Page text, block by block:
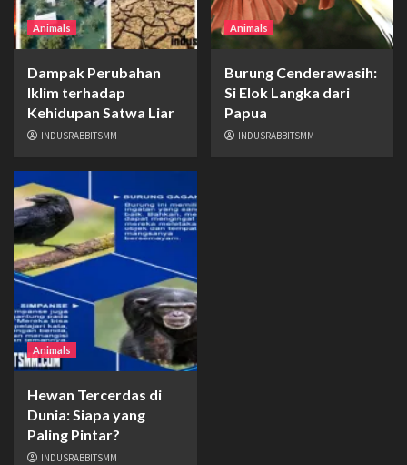
Animals
Dampak Perubahan
Iklim terhadap
Kehidupan Satwa Liar
INDUSRABBITSMM
Animals
Burung Cenderawasih:
Si Elok Langka dari
Papua
INDUSRABBITSMM
Animals
Hewan Tercerdas di
Dunia: Siapa yang
Paling Pintar?
INDUSRABBITSMM